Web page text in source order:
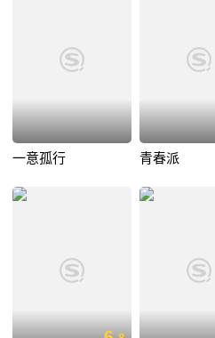
一意孤行 青春派